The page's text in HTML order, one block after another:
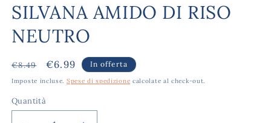
multimediali
1
in
finestra
SILVANA AMIDO DI RISO
NEUTRO
Prezzo
di
€8.49
Prezzo
scontato
€6.99 In offerta
Imposte incluse. Spese di spedizione calcolate al check-out.
Quantità